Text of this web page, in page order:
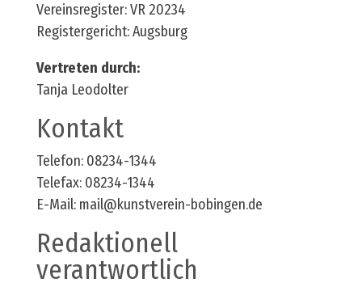
Vereinsregister: VR 20234
Registergericht: Augsburg
Vertreten durch:
Tanja Leodolter
Kontakt
Telefon: 08234-1344
Telefax: 08234-1344
E-Mail: mail@kunstverein-bobingen.de
Redaktionell
verantwortlich